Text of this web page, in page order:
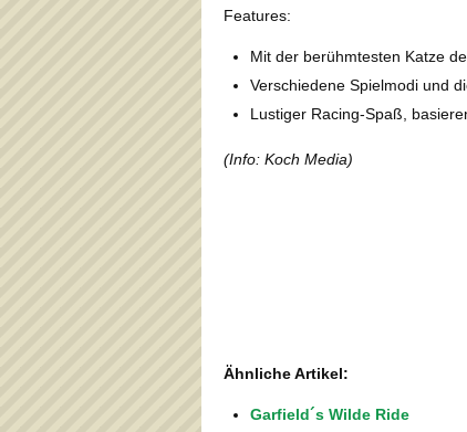
Features:
Mit der berühmtesten Katze
Verschiedene Spielmodi und
Lustiger Racing-Spaß,
(Info: Koch Media)
Ähnliche Artikel:
Garfield´s Wilde Ride